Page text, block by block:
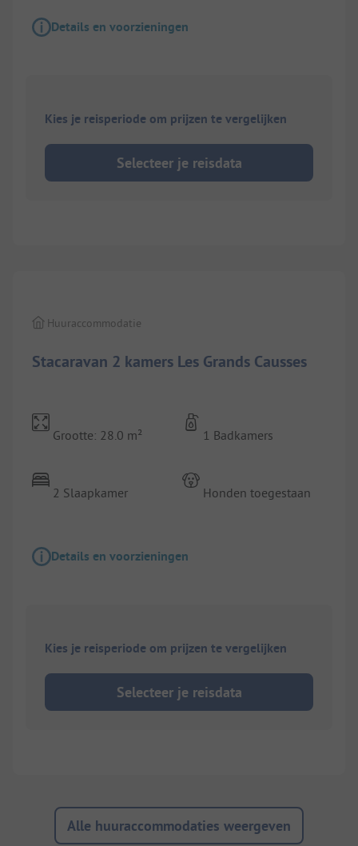
Details en voorzieningen
Kies je reisperiode om prijzen te vergelijken
Selecteer je reisdata
Stacaravan 2 kamers Les Grands Causses
Huuraccommodatie
Grootte: 28.0 m²
2 Slaapkamer
1 Badkamers
Honden toegestaan
Details en voorzieningen
Kies je reisperiode om prijzen te vergelijken
Selecteer je reisdata
Alle huuraccommodaties weergeven